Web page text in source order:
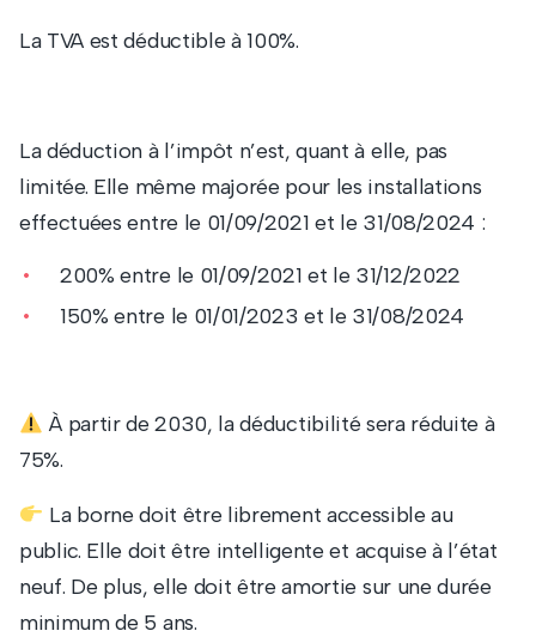
La TVA est déductible à 100%.
La déduction à l’impôt n’est, quant à elle, pas
limitée. Elle même majorée pour les installations
effectuées entre le 01/09/2021 et le 31/08/2024 :
200% entre le 01/09/2021 et le 31/12/2022
150% entre le 01/01/2023 et le 31/08/2024
À partir de 2030, la déductibilité sera réduite à
75%.
La borne doit être librement accessible au
public. Elle doit être intelligente et acquise à l’état
neuf. De plus, elle doit être amortie sur une durée
minimum de 5 ans.